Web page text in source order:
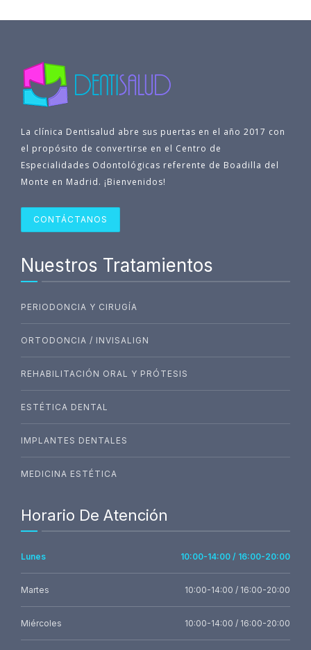
La clínica Dentisalud abre sus puertas en el año 2017 con
el propósito de convertirse en el Centro de
Especialidades Odontológicas referente de Boadilla del
Monte en Madrid. ¡Bienvenidos!
CONTÁCTANOS
Nuestros Tratamientos
PERIODONCIA Y CIRUGÍA
ORTODONCIA / INVISALIGN
REHABILITACIÓN ORAL Y PRÓTESIS
ESTÉTICA DENTAL
IMPLANTES DENTALES
MEDICINA ESTÉTICA
Horario De Atención
Lunes 10:00-14:00 / 16:00-20:00
Martes 10:00-14:00 / 16:00-20:00
Miércoles 10:00-14:00 / 16:00-20:00